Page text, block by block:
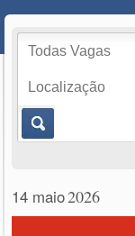
14 maio2026